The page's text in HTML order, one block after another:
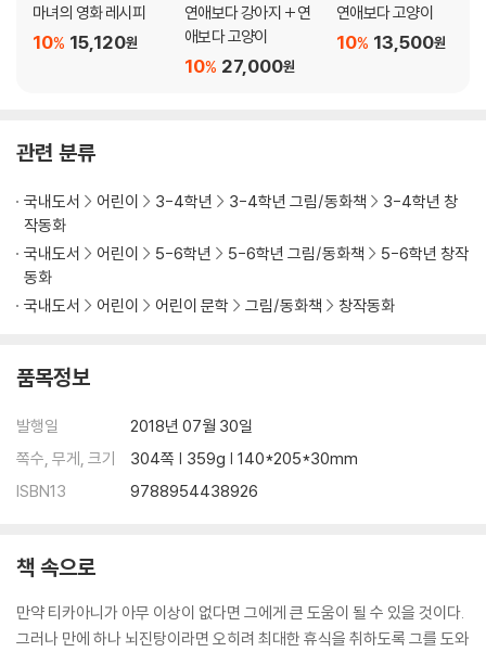
마녀의 영화 레시피
15,120원
10%
연애보다 강아지 + 연
애보다 고양이
27,000원
10%
연애보다 고양이
13,500원
10%
관련 분류
국내도서 어린이 3-4학년 3-4학년 그림/동화책
3-4학년 창
작동화
국내도서
어린이 5-6학년 5-6학년 그림/동화책
5-6학년 창작
동화
국내도서
어린이 어린이 문학 그림/동화책 창작동화
품목정보
발행일
2018년 07월 30일
쪽수, 무게, 크기
304쪽 | 359g | 140*205*30mm
ISBN13
9788954438926
책 속으로
만약 티카아니가 아무 이상이 없다면 그에게 큰 도움이 될 수 있을 것이다.
그러나 만에 하나 뇌진탕이라면 오히려 최대한 휴식을 취하도록 그를 도와